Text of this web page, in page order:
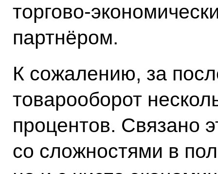
торгово-
партнёром.
К сожалению, за
товарооборот
процентов. Связано
со сложностями в